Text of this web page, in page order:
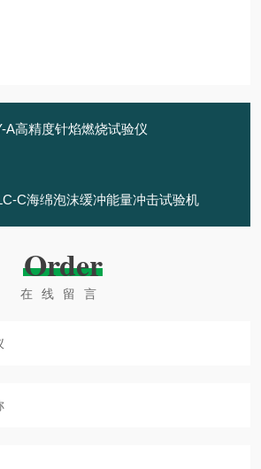
A高精度针焰燃烧试验仪
C海绵泡沫缓冲能量冲击试验机
Order
在线留言